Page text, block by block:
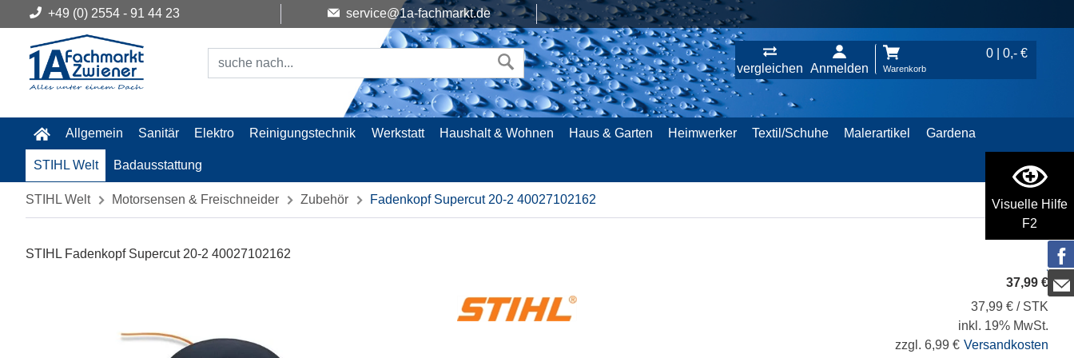
Visuelle Hilfe
F2
+49 (0) 2554 - 91 44 23 service@1a-fachmarkt.de
vergleichen Anmelden
0 | 0,- €
Warenkorb
Allgemein Sanitär Elektro Reinigungstechnik Werkstatt Haushalt & Wohnen Haus & Garten Heimwerker Textil/Schuhe Malerartikel Gardena
STIHL Welt Badausstattung
STIHL Welt Motorsensen & Freischneider Zubehör Fadenkopf Supercut 20-2 40027102162
STIHL Fadenkopf Supercut 20-2 40027102162
37,99 €
37,99 € / STK
inkl. 19% MwSt.
zzgl. 6,99 € Versandkosten